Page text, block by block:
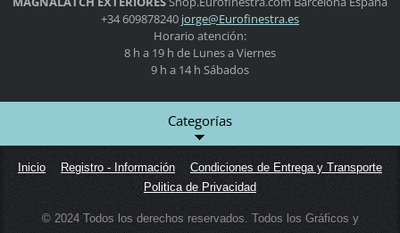
+34 609878240 jorge@Eurofinestra.es
Horario atención:
8 h a 19 h de Lunes a Viernes
9 h a 14 h Sábados
Categorías
Inicio Registro - Información
Condiciones de Entrega y Transporte
Politica de Privacidad
© 2024 Todos los derechos reservados. Todos los Gráficos y